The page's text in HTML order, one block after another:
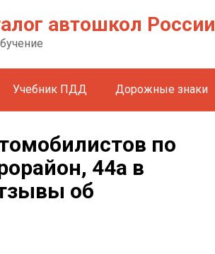
автошкол России
Учебник ПДД Дорожные знаки
по
44а в
об